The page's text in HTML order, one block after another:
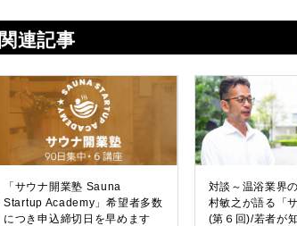
関連記事
「サウナ開業塾 Sauna
Startup Academy」希望者多数
につき申込締切日を早めます
対談～温浴業界
村敏之が語る「
(第６回)/若者が